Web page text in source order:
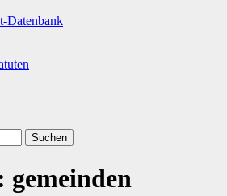
Datenbank
gemeinden